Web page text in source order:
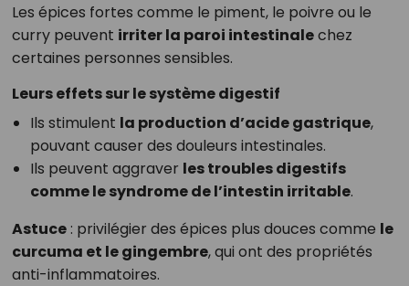
Les épices fortes comme le piment, le poivre ou le
curry peuvent irriter la paroi intestinalechez
certaines personnes sensibles.
Leurs effets sur le système digestif
Ils stimulent la production d’acide gastrique,
pouvant causer des douleurs intestinales.
Ils peuvent aggraver les troubles digestifs
comme le syndrome de l’intestin irritable.
Astuce: privilégier des épices plus douces comme le
curcuma et le gingembre, qui ont des propriétés
anti-inflammatoires.